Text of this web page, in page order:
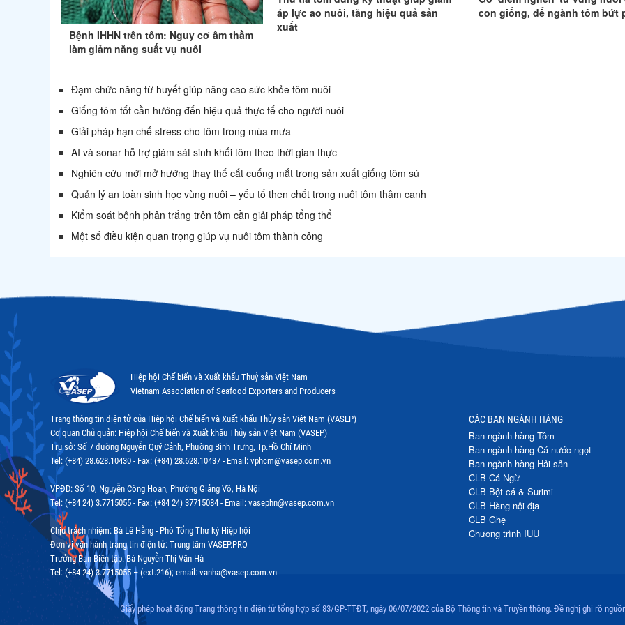
Bệnh IHHN trên tôm: Nguy cơ âm thầm
làm giảm năng suất vụ nuôi
áp lực ao nuôi, tăng hiệu quả sản
xuất
con giống, để ngành tôm bứt
Đạm chức năng từ huyết giúp nâng cao sức khỏe tôm nuôi
Giống tôm tốt cần hướng đến hiệu quả thực tế cho người nuôi
Giải pháp hạn chế stress cho tôm trong mùa mưa
AI và sonar hỗ trợ giám sát sinh khối tôm theo thời gian thực
Nghiên cứu mới mở hướng thay thế cắt cuống mắt trong sản xuất giống tôm sú
Quản lý an toàn sinh học vùng nuôi – yếu tố then chốt trong nuôi tôm thâm canh
Kiểm soát bệnh phân trắng trên tôm cần giải pháp tổng thể
Một số điều kiện quan trọng giúp vụ nuôi tôm thành công
Hiệp hội Chế biến và Xuất khẩu Thuỷ sản Việt Nam
Vietnam Association of Seafood Exporters and Producers
Trang thông tin điện tử của Hiệp hội Chế biến và Xuất khẩu Thủy sản Việt Nam (VASEP)
Cơ quan Chủ quản: Hiệp hội Chế biến và Xuất khẩu Thủy sản Việt Nam (VASEP)
Trụ sở: Số 7 đường Nguyễn Quý Cảnh, Phường Bình Trưng, Tp.Hồ Chí Minh
Tel: (+84) 28.628.10430 - Fax: (+84) 28.628.10437 - Email: vphcm@vasep.com.vn
VPĐD: Số 10, Nguyễn Công Hoan, Phường Giảng Võ, Hà Nội
Tel: (+84 24) 3.7715055 - Fax: (+84 24) 37715084 - Email: vasephn@vasep.com.vn
Chịu trách nhiệm: Bà Lê Hằng - Phó Tổng Thư ký Hiệp hội
Đơn vị vận hành trang tin điện tử: Trung tâm VASEP.PRO
Trưởng Ban Biên tập: Bà Nguyễn Thị Vân Hà
Tel: (+84 24) 3.7715055 – (ext.216); email: vanha@vasep.com.vn
CÁC BAN NGÀNH HÀNG
Ban ngành hàng Tôm
Ban ngành hàng Cá nước ngọt
Ban ngành hàng Hải sản
CLB Cá Ngừ
CLB Bột cá & Surimi
CLB Hàng nội địa
CLB Ghẹ
Chương trình IUU
Giấy phép hoạt động Trang thông tin điện tử tổng hợp số 83/GP-TTĐT, ngày 06/07/2022 của Bộ Thông tin và Truyền thông. Đề nghị ghi rõ